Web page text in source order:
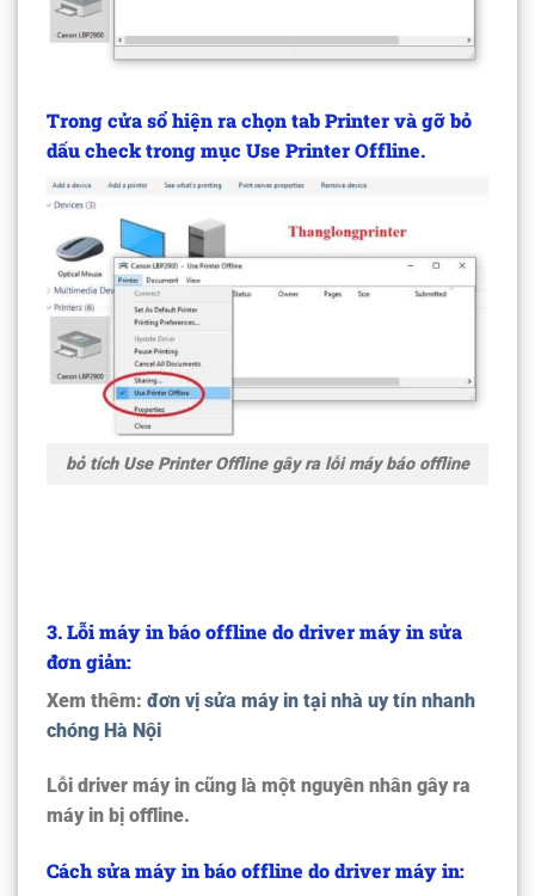
Trong cửa sổ hiện ra chọn tabPrintervà gỡ bỏ
dấu check trong mục Use Printer Offline.
bỏ tích Use Printer Offline gây ra lỗi máy báo offline
3. Lỗi máy in báo offline do driver máy in sửa
đơn giản:
Xem thêm: đơn vị sửa máy in tại nhà uy tín nhanh
chóng Hà Nội
Lỗi driver máy in cũng là một nguyên nhân gây ra
máy in bị offline.
Cách sửa máy in báo offline do driver máy in: